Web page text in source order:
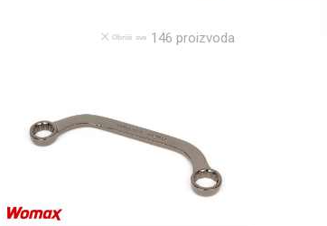
146 proizvoda
Obriši sve